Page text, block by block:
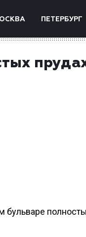
ПЕТЕРБУРГ
бульваре